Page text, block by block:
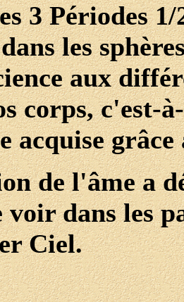
3 Périodes
les
aux
corps, c'est-
acquise grâce
de l'âme a
voir dans les
Ciel.